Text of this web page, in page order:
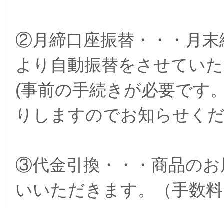
②月締口座振替・・・月
より自動振替をさせてい
(事前の手続きが必要です
りしますのでお知らせく
③代金引換・・・商品の
いいただきます。（手数